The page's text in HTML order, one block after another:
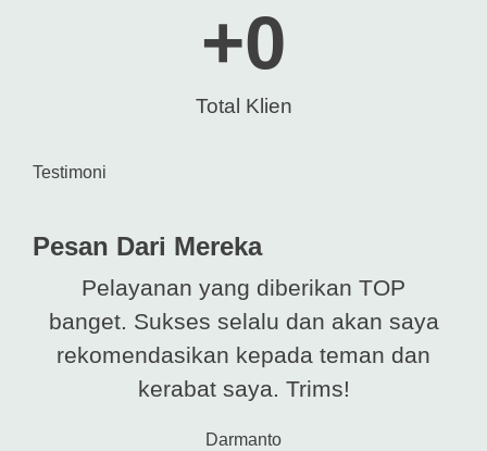
Total Klien
+0
Testimoni
Pesan Dari Mereka
Pelayanan yang diberikan TOP
banget. Sukses selalu dan akan saya
rekomendasikan kepada teman dan
kerabat saya. Trims!
Darmanto